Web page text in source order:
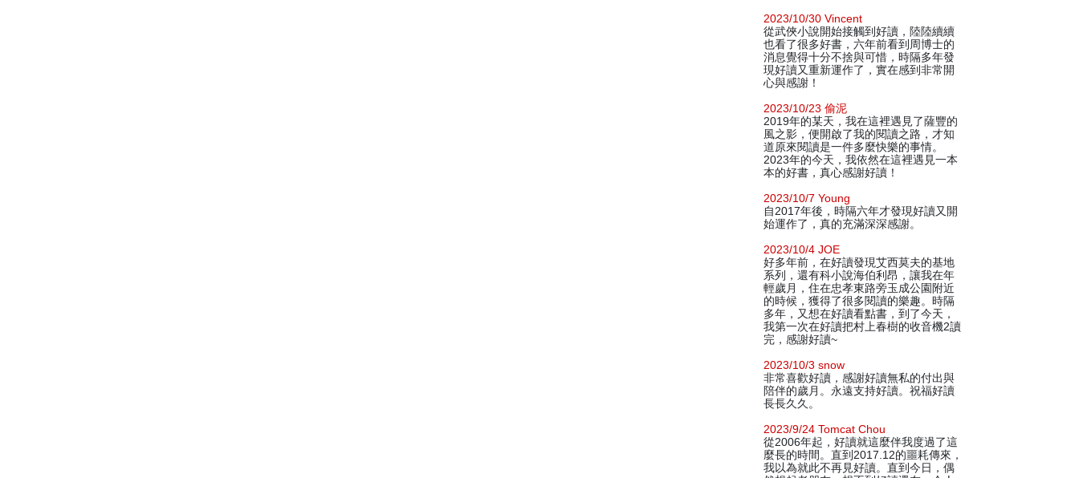
2023/10/30 Vincent
從武俠小說開始接觸到好讀，陸陸續續
也看了很多好書，六年前看到周博士的
消息覺得十分不捨與可惜，時隔多年發
現好讀又重新運作了，實在感到非常開
心與感謝！
2023/10/23 偷泥
2019年的某天，我在這裡遇見了薩豐的
風之影，便開啟了我的閱讀之路，才知
道原來閱讀是一件多麼快樂的事情。
2023年的今天，我依然在這裡遇見一本
本的好書，真心感謝好讀！
2023/10/7 Young
自2017年後，時隔六年才發現好讀又開
始運作了，真的充滿深深感謝。
2023/10/4 JOE
好多年前，在好讀發現艾西莫夫的基地
系列，還有科小說海伯利昂，讓我在年
輕歲月，住在忠孝東路旁玉成公園附近
的時候，獲得了很多閱讀的樂趣。時隔
多年，又想在好讀看點書，到了今天，
我第一次在好讀把村上春樹的收音機2讀
完，感謝好讀~
2023/10/3 snow
非常喜歡好讀，感謝好讀無私的付出與
陪伴的歲月。永遠支持好讀。祝福好讀
長長久久。
2023/9/24 Tomcat Chou
從2006年起，好讀就這麼伴我度過了這
麼長的時間。直到2017.12的噩耗傳來，
我以為就此不再見好讀。直到今日，偶